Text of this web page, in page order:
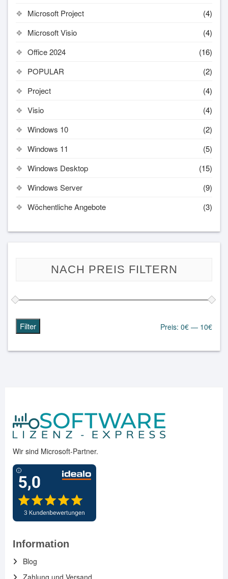
Microsoft Project
(4)
Microsoft Visio
(4)
Office 2024
(16)
POPULAR
(2)
Project
(4)
Visio
(4)
Windows 10
(2)
Windows 11
(5)
Windows Desktop
(15)
Windows Server
(9)
Wöchentliche Angebote
(3)
NACH PREIS FILTERN
Filter Preis: 0€ — 10€
Wir sind Microsoft-Partner.
Information
Blog